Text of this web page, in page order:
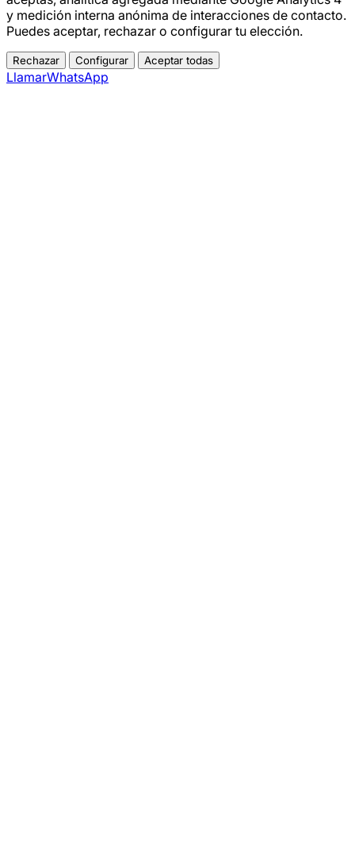
y medición interna anónima de interacciones de contacto.
Puedes aceptar, rechazar o configurar tu elección.
Rechazar Configurar Aceptar todas
LlamarWhatsApp